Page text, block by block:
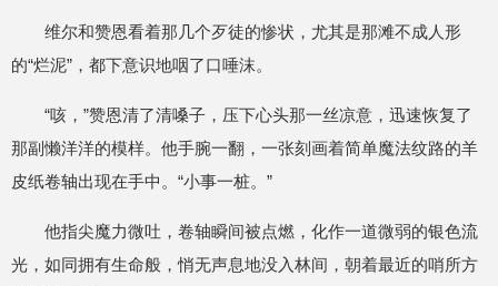
维尔和赞恩看着那几个歹徒的惨状，尤其是那滩不成人形
的“烂泥”，都下意识地咽了口唾沫。
“咳，”赞恩清了清嗓子，压下心头那一丝凉意，迅速恢复了
那副懒洋洋的模样。他手腕一翻，一张刻画着简单魔法纹路的羊
皮纸卷轴出现在手中。“小事一桩。”
他指尖魔力微吐，卷轴瞬间被点燃，化作一道微弱的银色流
光，如同拥有生命般，悄无声息地没入林间，朝着最近的哨所方